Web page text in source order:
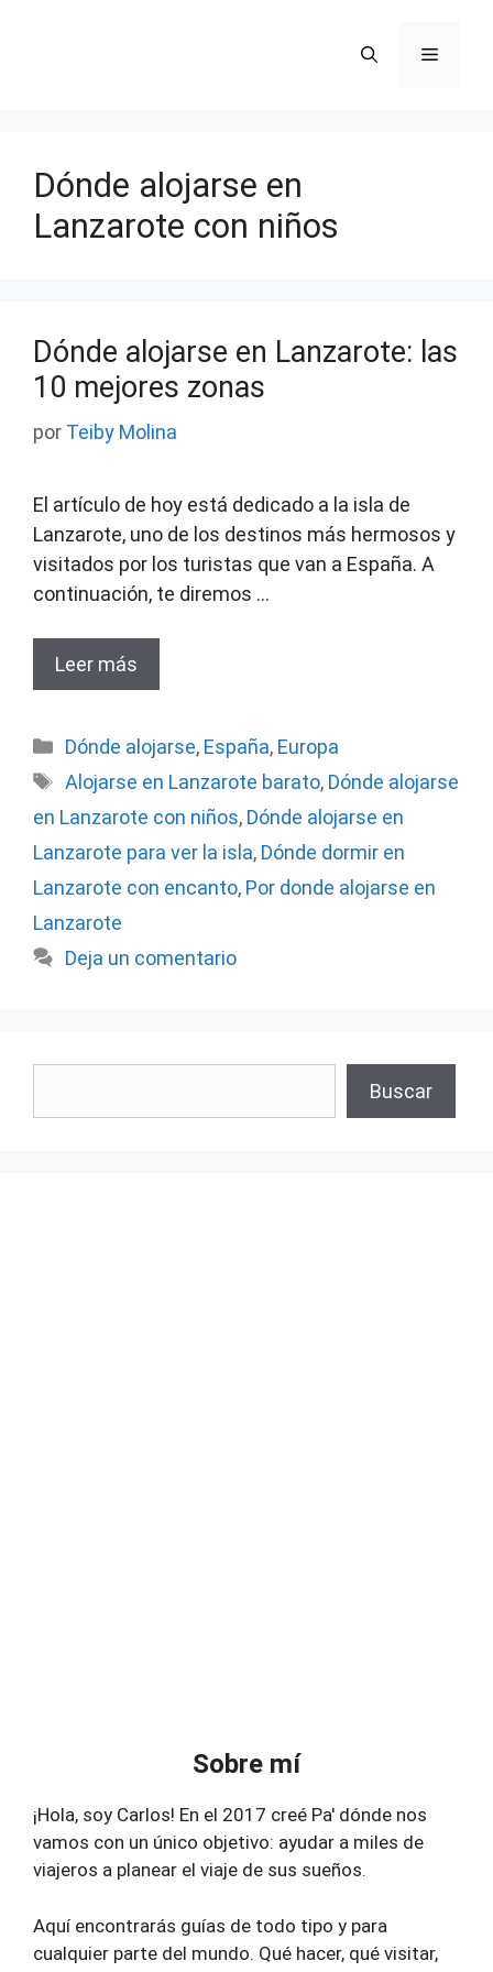
Menú
Dónde alojarse en
Lanzarote con niños
Dónde alojarse en Lanzarote: las
10 mejores zonas
por Teiby Molina
El artículo de hoy está dedicado a la isla de
Lanzarote, uno de los destinos más hermosos y
visitados por los turistas que van a España. A
continuación, te diremos …
Leer más
Categorías
Dónde alojarse, España, Europa
Etiquetas
Alojarse en Lanzarote barato, Dónde alojarse
en Lanzarote con niños, Dónde alojarse en
Lanzarote para ver la isla, Dónde dormir en
Lanzarote con encanto, Por donde alojarse en
Lanzarote
Deja un comentario
Buscar
Sobre mí
¡Hola, soy Carlos! En el 2017 creé Pa' dónde nos
vamos con un único objetivo: ayudar a miles de
viajeros a planear el viaje de sus sueños.
Aquí encontrarás guías de todo tipo y para
cualquier parte del mundo. Qué hacer, qué visitar,